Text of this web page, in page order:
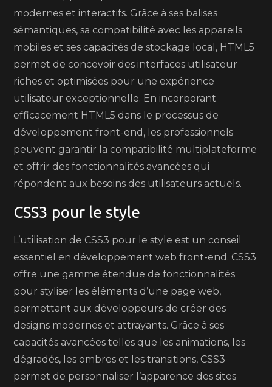
modernes et interactifs. Grâce à ses balises
sémantiques, sa compatibilité avec les appareils
mobiles et ses capacités de stockage local, HTML5
permet de concevoir des interfaces utilisateur
riches et optimisées pour une expérience
utilisateur exceptionnelle. En incorporant
efficacement HTML5 dans le processus de
développement front-end, les professionnels
peuvent garantir la compatibilité multiplateforme
et offrir des fonctionnalités avancées qui
répondent aux besoins des utilisateurs actuels.
CSS3 pour le style
L’utilisation de CSS3 pour le style est un conseil
essentiel en développement web front-end. CSS3
offre une gamme étendue de fonctionnalités
pour styliser les éléments d’une page web,
permettant aux développeurs de créer des
designs modernes et attrayants. Grâce à ses
capacités avancées telles que les animations, les
dégradés, les ombres et les transitions, CSS3
permet de personnaliser l’apparence des sites